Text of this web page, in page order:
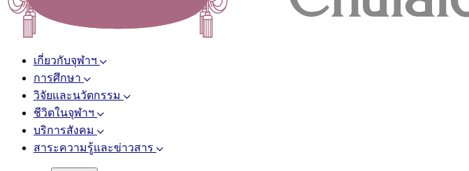
เกี่ยวกับจุฬาฯ
การศึกษา
วิจัยและนวัตกรรม
ชีวิตในจุฬาฯ
บริการสังคม
สาระความรู้และข่าวสาร